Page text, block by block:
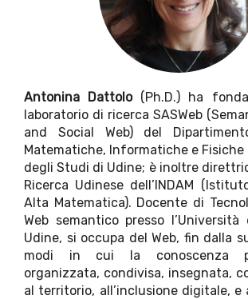
Antonina Dattolo(Ph.D.) ha
laboratorio di ricerca SASWeb
and Social Web) del
Matematiche, Informatiche e Fisiche
degli Studi di Udine; è inoltre
Ricerca Udinese dell’INDAM
Alta Matematica). Docente di
Web semantico presso
Udine, si occupa del Web, fin dalla
modi in cui la conoscenza
organizzata, condivisa, insegnata,
al territorio, all’inclusione digitale, e